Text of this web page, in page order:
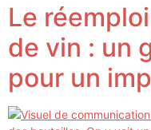
Le
de vin : un
pour un